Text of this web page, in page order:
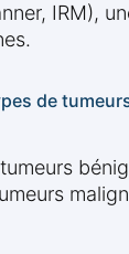
IRM),
de